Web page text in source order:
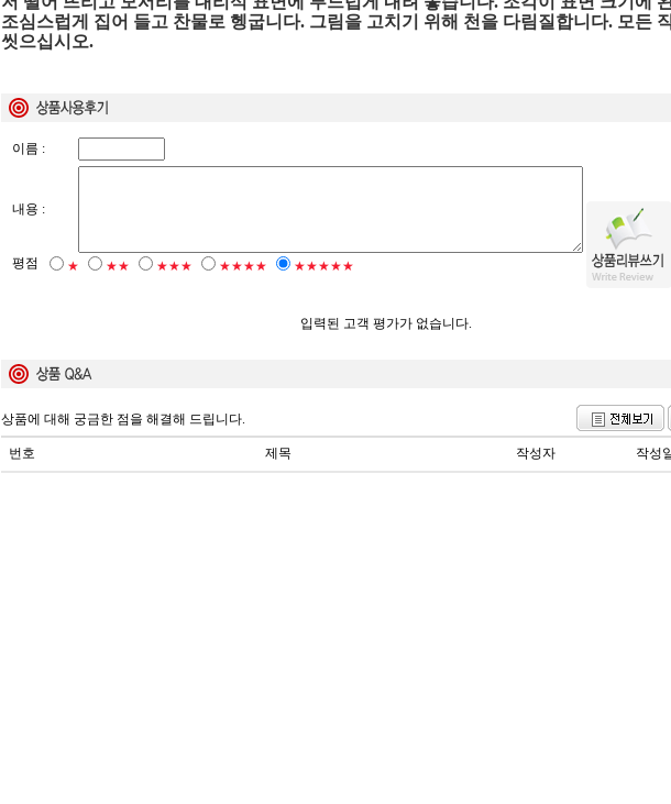
조심스럽게 집어 들고 찬물로 헹굽니다. 그림을 고치기 위해 천을 다림질합니다. 모든
씻으십시오.
이름 :
내용 :
평점 ★ ★★ ★★★ ★★★★ ★★★★★
입력된 고객 평가가 없습니다.
상품에 대해 궁금한 점을 해결해 드립니다.
번호 제목 작성자 작성